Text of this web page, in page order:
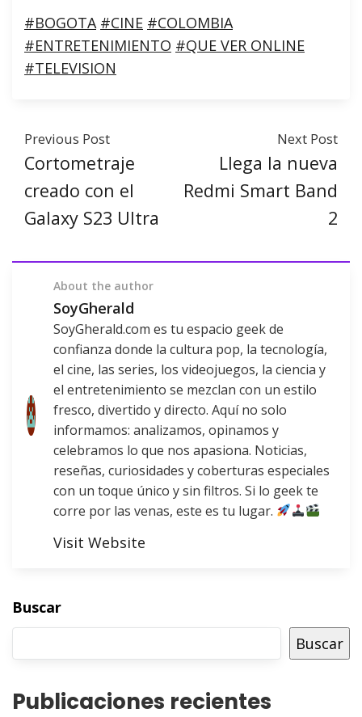
#BOGOTA #CINE #COLOMBIA
#ENTRETENIMIENTO #QUE VER ONLINE
#TELEVISION
Previous Post
Cortometraje
creado con el
Galaxy S23 Ultra
Next Post
Llega la nueva
Redmi Smart Band
2
About the author
SoyGherald
SoyGherald.com es tu espacio geek de
confianza donde la cultura pop, la tecnología,
el cine, las series, los videojuegos, la ciencia y
el entretenimiento se mezclan con un estilo
fresco, divertido y directo. Aquí no solo
informamos: analizamos, opinamos y
celebramos lo que nos apasiona. Noticias,
reseñas, curiosidades y coberturas especiales
con un toque único y sin filtros. Si lo geek te
corre por las venas, este es tu lugar.
Visit Website
Buscar
Buscar
Publicaciones recientes